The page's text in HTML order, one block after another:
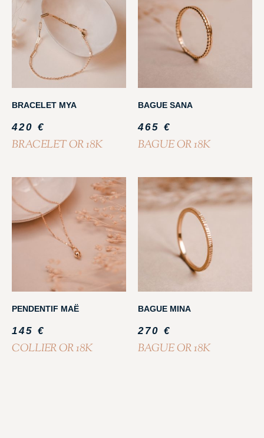
BRACELET MYA
420 €
BRACELET OR 18K
BAGUE SANA
465 €
BAGUE OR 18K
PENDENTIF MAË
145 €
COLLIER OR 18K
BAGUE MINA
270 €
BAGUE OR 18K